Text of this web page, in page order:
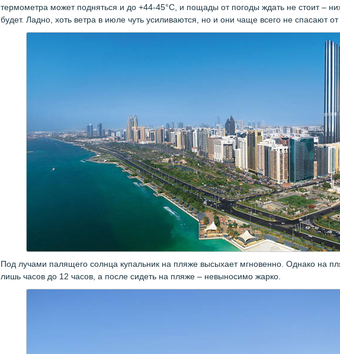
термометра может подняться и до +44-45°С, и пощады от погоды ждать не стоит –
будет. Ладно, хоть ветра в июле чуть усиливаются, но и они чаще всего не спасают от
Под лучами палящего солнца купальник на пляже высыхает мгновенно. Однако на
лишь часов до 12 часов, а после сидеть на пляже – невыносимо жарко.